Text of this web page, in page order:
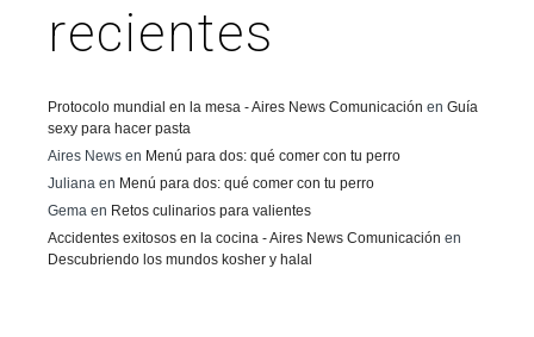
recientes
Protocolo mundial en la mesa - Aires News Comunicación en Guía
sexy para hacer pasta
Aires News en Menú para dos: qué comer con tu perro
Juliana en Menú para dos: qué comer con tu perro
Gema en Retos culinarios para valientes
Accidentes exitosos en la cocina - Aires News Comunicación en
Descubriendo los mundos kosher y halal